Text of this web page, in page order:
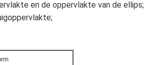
en de oppervlakte van de ellips;